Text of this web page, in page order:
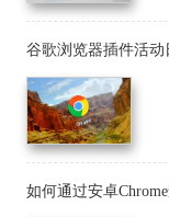
谷歌浏览器插件活
如何通过安卓